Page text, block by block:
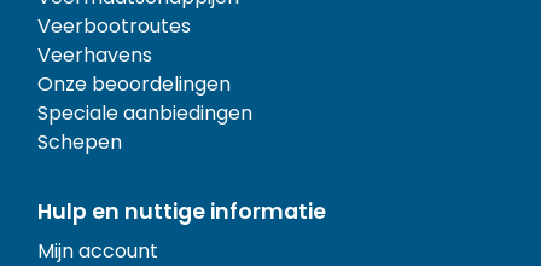
Veerbootroutes
Veerhavens
Onze beoordelingen
Speciale aanbiedingen
Schepen
Hulp en nuttige informatie
Mijn account